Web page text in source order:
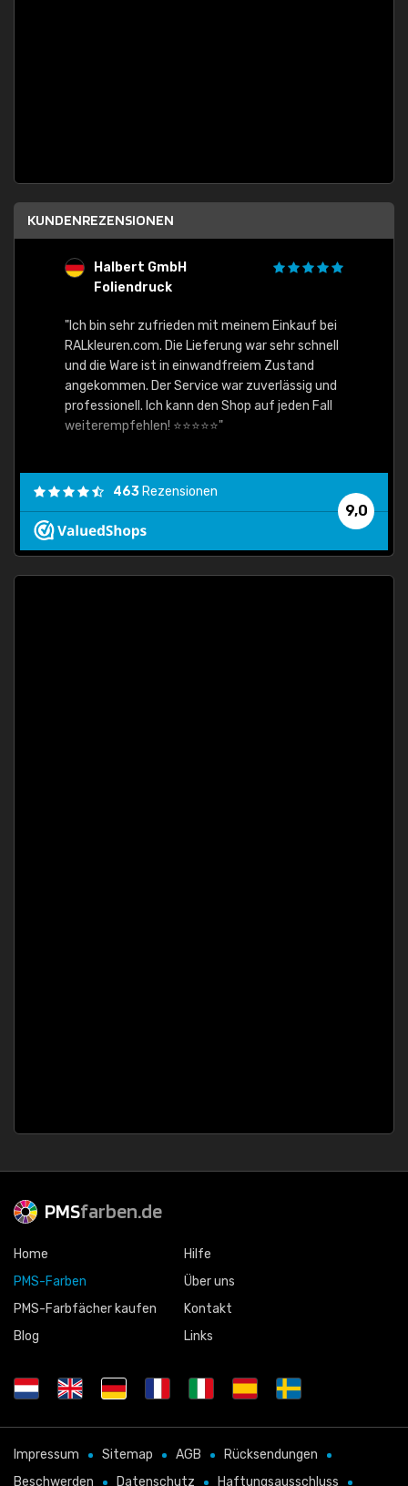
KUNDENREZENSIONEN
Halbert GmbH
Foliendruck
"Ich bin sehr zufrieden mit meinem Einkauf bei
RALkleuren.com. Die Lieferung war sehr schnell
und die Ware ist in einwandfreiem Zustand
angekommen. Der Service war zuverlässig und
professionell. Ich kann den Shop auf jeden Fall
weiterempfehlen! ⭐⭐⭐⭐⭐"
9,0
463 Rezensionen
PMSfarben.de
Home
PMS-Farben
PMS-Farbfächer kaufen
Blog
Hilfe
Über uns
Kontakt
Links
Impressum Sitemap AGB
Rücksendungen
Beschwerden
Datenschutz Haftungsausschluss